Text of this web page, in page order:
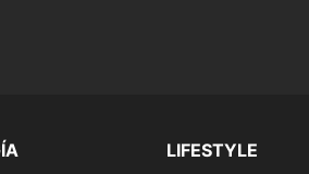
LIFESTYLE